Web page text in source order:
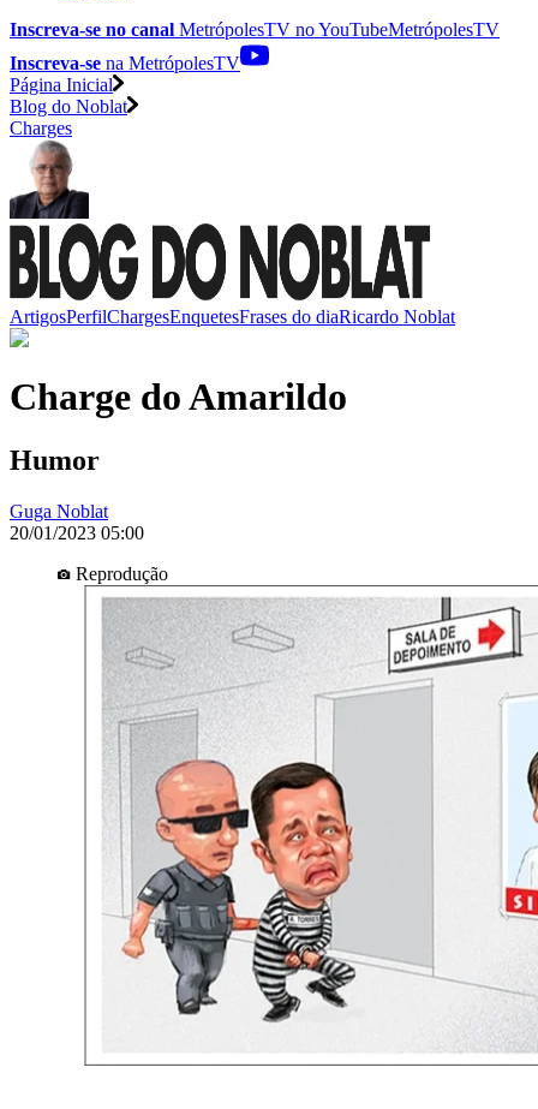
Inscreva-se no canal MetrópolesTV noYouTubeMetrópolesTV
Inscreva-se na MetrópolesTV
Página Inicial
Blog do Noblat
Charges
ArtigosPerfilChargesEnquetesFrases do diaRicardo Noblat
Charge do Amarildo
Humor
Guga Noblat
20/01/2023 05:00
Reprodução